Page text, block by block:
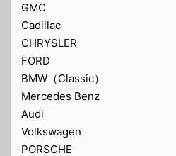
GMC
Cadillac
CHRYSLER
FORD
BMW（Classic）
Mercedes Benz
Audi
Volkswagen
PORSCHE